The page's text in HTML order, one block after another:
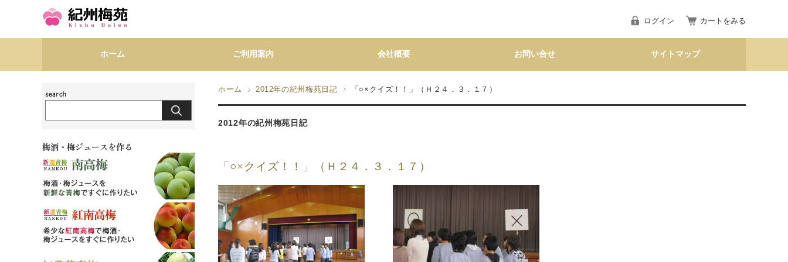
ログイン カートをみる
ホーム ご利用案内 会社概要 お問い合せ サイトマップ
ホーム 2012年の紀州梅苑日記 「○×クイズ！！」（Ｈ２４．３．１７）
2012年の紀州梅苑日記
「○×クイズ！！」（Ｈ２４．３．１７）
梅酒・梅ジュースを作る